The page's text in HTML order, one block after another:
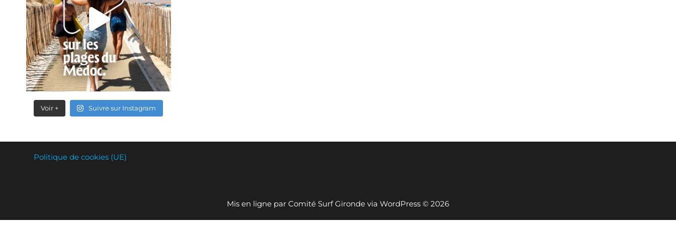
Voir + Suivre sur Instagram
Politique de cookies (UE)
Mis en ligne par Comité Surf Gironde via WordPress © 2026